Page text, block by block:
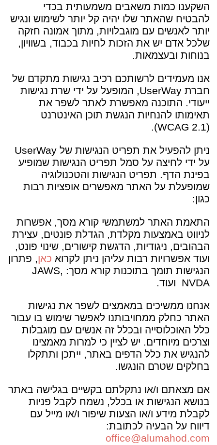
השקענו כמות משאבים משמעותית בכדי
להבטיח שהאתר שלו יהיה קל יותר לשימוש ונגיש
יותר לאנשים עם מוגבלויות, מתוך אמונה חזקה
שלכל אדם יש את הזכות לחיות בכבוד, בשוויון,
בנוחות ובעצמאות.
אנו מעמידים לרשותכם רכיב נגישות מתקדם של
חברת UserWay, המופעל על ידי שרת נגישות
ייעודי. התוכנה מאפשרת לאתר לשפר את
תאימותו להנחיות הנגשת תוכן האינטרנט
(WCAG 2.1).
ניתן להפעיל את תפריט הנגישות של UserWay
על ידי לחיצה על סמל תפריט הנגישות שמופיע
בפינת הדף. תפריט הנגישות והטכנולוגיה
שמופעלת על האתר מאפשרים אופציות רבות
כגון:
התאמת האתר למשתמשי קורא מסך, אפשרות
לניווט באמצעות מקלדת, הגדלת פונטים, עצירת
הבהובים, ניגודיות, הדגשת קישורים, שינוי פונט,
ועוד אפשרויות רבות עליהן ניתן לקרוא כאן, פתרון
הנגישות תומך בתוכנות קורא מסך: JAWS,
NVDA ועוד.
אנחנו ממשיכים במאמצים לשפר את נגישות
האתר כחלק ממחויבותנו לאפשר שימוש בו עבור
כלל האוכלוסייה ובכלל זה אנשים עם מוגבלות
וצרכים מיוחדים. יש לציין כי למרות מאמצינו
להנגיש את כלל הדפים באתר, ייתכן ותתקלו
בחלקים שטרם הונגשו.
אם מצאתם ו/או נתקלתם בקשיים בגלישה באתר
בנושא הנגישות או בכלל, נשמח לקבל פניות
לקבלת מידע ו/או הצעות שיפור ו/או מייל עם
דיווח על הבעיה לכתובת:
office@alumahod.com